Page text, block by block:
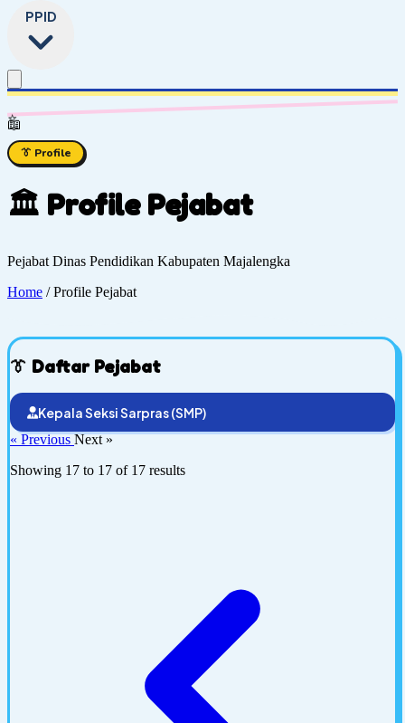
PPID
⭐
📖
👔 Profile
🏛️ Profile Pejabat
Pejabat Dinas Pendidikan Kabupaten Majalengka
Home / Profile Pejabat
👔 Daftar Pejabat
Kepala Seksi Sarpras (SMP)
« PreviousNext »
Showing 17 to 17 of 17 results